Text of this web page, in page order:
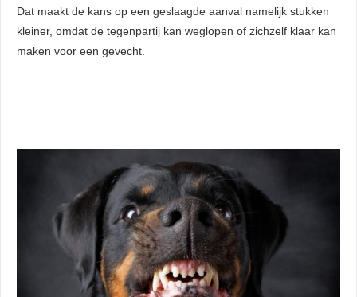
Dat maakt de kans op een geslaagde aanval namelijk stukken
kleiner, omdat de tegenpartij kan weglopen of zichzelf klaar kan
maken voor een gevecht.